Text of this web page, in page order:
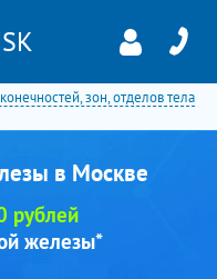
зон, отделов тела
в Москве
рублей
железы*